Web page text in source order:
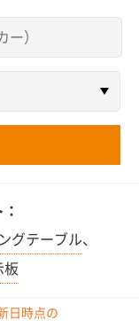
グテーブル、
板
日時点の